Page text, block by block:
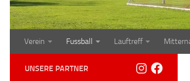
Verein Fussball Lauftreff
UNSERE PARTNER